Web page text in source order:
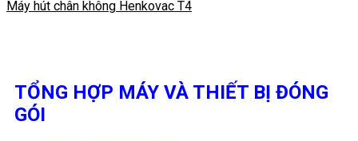
Máy hút chân không Henkovac T4
TỔNG HỢP MÁY VÀ THIẾT BỊ ĐÓNG
GÓI